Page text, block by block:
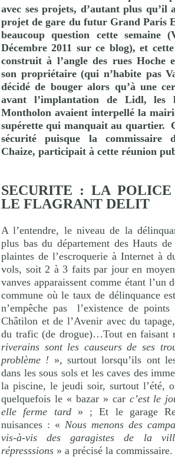
avec ses projets, d’autant plus
projet de gare du futur Grand Paris
beaucoup question cette semaine
Décembre 2011 sur ce blog), et
construit à l’angle des rues Hoche
son propriétaire (qui n’habite pas
décidé de bouger alors qu’à une
avant l’implantation de Lidl, les
Montholon avaient interpellé la
supérette qui manquait au quartier.
sécurité puisque la commissaire
Chaize, participait à cette réunion
SECURITE : LA
LE FLAGRANT DELIT
A l’entendre, le niveau de la
plus bas du département des Hauts
plaintes de l’escroquerie à Internet à
vols, soit 2 à 3 faits par jour en
vanves apparaissent comme étant l’un
commune où le taux de délinquance
n’empêche pas
l’existence de
Châtilon et de l’Avenir avec du
du trafic (de drogue)…Tout en faisant
riverains sont les causeurs de ses
problème ! », surtout lorsqu’ils ont
dans les sous sols et les caves des
la piscine, le jeudi soir, surtout l’été,
quelquefois le « bazar » car c’est le
elle ferme tard » ; Et le garage
nuisances : « Nous menons des
vis-à-vis des garagistes de la
répresssions » a précisé la commissaire.